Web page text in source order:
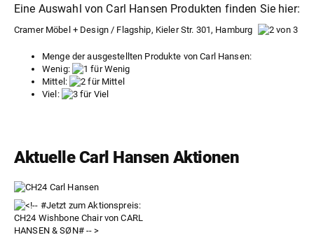
Eine Auswahl von Carl Hansen Produkten finden Sie hier:
Cramer Möbel + Design / Flagship, Kieler Str. 301, Hamburg
Menge der ausgestellten Produkte von Carl Hansen:
Wenig:
Mittel:
Viel:
Aktuelle Carl Hansen Aktionen